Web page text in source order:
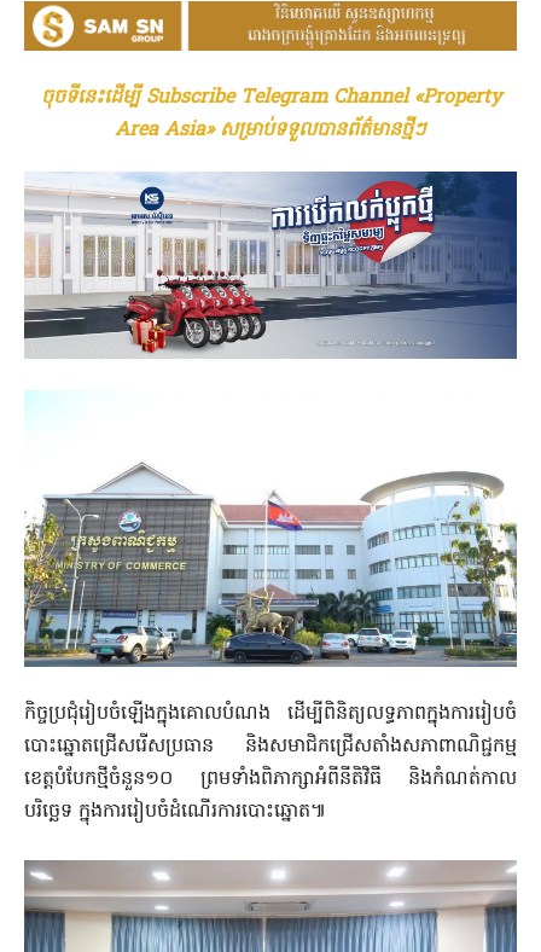
ចុចទីនេះដើម្បី Subscribe Telegram Channel «Property
Area Asia» សម្រាប់ទទួលបានព័ត៌មានថ្មីៗ
កិច្ចប្រជុំរៀបចំឡើងក្នុងគោលបំណង ដើម្បីពិនិត្យលទ្ធភាពក្នុងការរៀបចំ
បោះឆ្នោតជ្រើសរើសប្រធាន និងសមាជិកជ្រើសតាំងសភាពាណិជ្ជកម្ម
ខេត្តបំបែកថ្មីចំនួន១០ ព្រមទាំងពិភាក្សាអំពីនីតិវិធី និងកំណត់កាល
បរិច្ឆេទ ក្នុងការរៀបចំដំណើរការបោះឆ្នោត៕